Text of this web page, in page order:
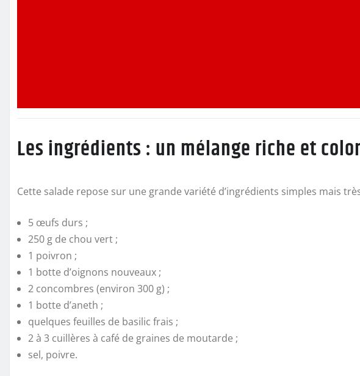
Les ingrédients : un mélange riche et
Cette salade repose sur une grande variété d’ingrédients simples mais
5 œufs durs ;
250 g de chou vert ;
1 poivron ;
1 botte d’oignons nouveaux ;
2 concombres (environ 300 g) ;
1 botte d’aneth ;
quelques feuilles de basilic frais ;
2 à 3 cuillères à café de graines de moutarde ;
sel, poivre.